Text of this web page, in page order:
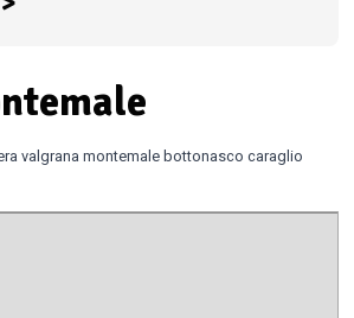
valgrana montemale bottonasco caraglio